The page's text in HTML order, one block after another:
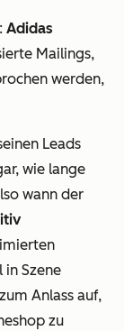
Adidas
Mailings,
werden,
Leads
wie lange
wann der
Szene
Anlass auf,
zu